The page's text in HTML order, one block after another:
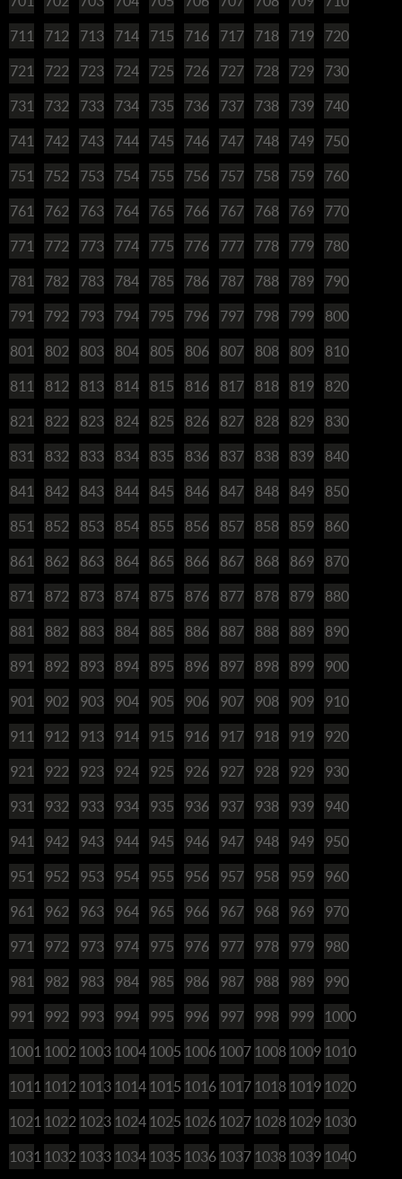
711 712 713 714 715 716 717 718 719 720
721 722 723 724 725 726 727 728 729 730
731 732 733 734 735 736 737 738 739 740
741 742 743 744 745 746 747 748 749 750
751 752 753 754 755 756 757 758 759 760
761 762 763 764 765 766 767 768 769 770
771 772 773 774 775 776 777 778 779 780
781 782 783 784 785 786 787 788 789 790
791 792 793 794 795 796 797 798 799 800
801 802 803 804 805 806 807 808 809 810
811 812 813 814 815 816 817 818 819 820
821 822 823 824 825 826 827 828 829 830
831 832 833 834 835 836 837 838 839 840
841 842 843 844 845 846 847 848 849 850
851 852 853 854 855 856 857 858 859 860
861 862 863 864 865 866 867 868 869 870
871 872 873 874 875 876 877 878 879 880
881 882 883 884 885 886 887 888 889 890
891 892 893 894 895 896 897 898 899 900
901 902 903 904 905 906 907 908 909 910
911 912 913 914 915 916 917 918 919 920
921 922 923 924 925 926 927 928 929 930
931 932 933 934 935 936 937 938 939 940
941 942 943 944 945 946 947 948 949 950
951 952 953 954 955 956 957 958 959 960
961 962 963 964 965 966 967 968 969 970
971 972 973 974 975 976 977 978 979 980
981 982 983 984 985 986 987 988 989 990
991 992 993 994 995 996 997 998 999 1000
1001 1002 1003 1004 1005 1006 1007 1008 1009 1010
1011 1012 1013 1014 1015 1016 1017 1018 1019 1020
1021 1022 1023 1024 1025 1026 1027 1028 1029 1030
1031 1032 1033 1034 1035 1036 1037 1038 1039 1040